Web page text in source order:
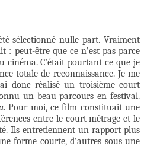
sélectionné nulle part. Vraiment
peut-être que ce n’est pas parce
cinéma. C’était pourtant ce que je
totale de reconnaissance. Je me
donc réalisé un troisième court
un beau parcours en festival.
. Pour moi, ce film constituait une
entre le court métrage et le
Ils entretiennent un rapport plus
forme courte, d’autres sous une